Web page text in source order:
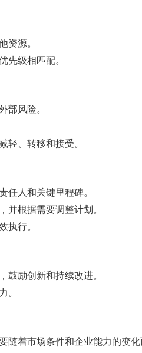
资源。
先级相匹配。
部风险。
轻、转移和接受。
任人和关键里程碑。
并根据需要调整计划。
执行。
鼓励创新和持续改进。
。
随着市场条件和企业能力的变化